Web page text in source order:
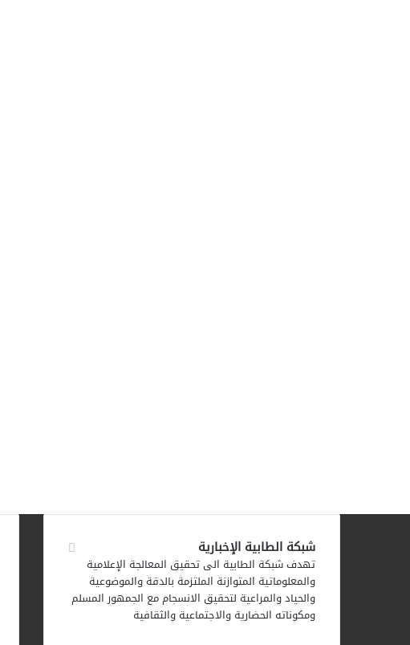
شبكة الطابية الإخبارية
تهدف شبكة الطابية الى تحقيق المعالجة الإعلامية
والمعلوماتية المتوازنة الملتزمة بالدقة والموضوعية
والحياد والمراعية لتحقيق الانسجام مع الجمهور المسلم
ومكوناته الحضارية والاجتماعية والثقافية